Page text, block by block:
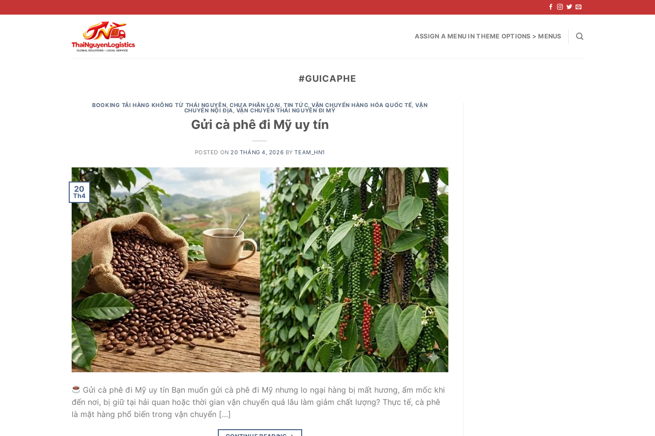
to
ASSIGN A MENU IN THEME OPTIONS > MENUS
#GUICAPHE
BOOKING TẢI HÀNG KHÔNG TỪ THÁI NGUYÊN,CHƯA PHÂN LOẠI,TIN TỨC,VẬN CHUYỂN HÀNG HÓA QUỐC TẾ,VẬN
CHUYỂN NỘI ĐỊA, VẬN CHUYỂN THÁI NGUYÊN ĐI MỸ
Gửi cà phê đi Mỹ uy tín
POSTED ON 20 THÁNG 4, 2026 BYTEAM_HN1
20
Th4
Gửi cà phê đi Mỹ uy tín Bạn muốn gửi cà phê đi Mỹ nhưng lo ngại hàng bị mất hương, ẩm mốc khi
đến nơi, bị giữ tại hải quan hoặc thời gian vận chuyển quá lâu làm giảm chất lượng? Thực tế, cà phê
là mặt hàng phổ biến trong vận chuyển […]